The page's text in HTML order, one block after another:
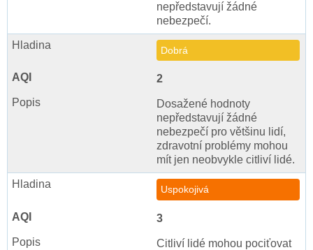
nepředstavují žádné
nebezpečí.
Dobrá
2
Dosažené hodnoty
nepředstavují žádné
nebezpečí pro většinu lidí,
zdravotní problémy mohou
mít jen neobvykle citliví lidé.
Uspokojivá
3
Citliví lidé mohou pociťovat